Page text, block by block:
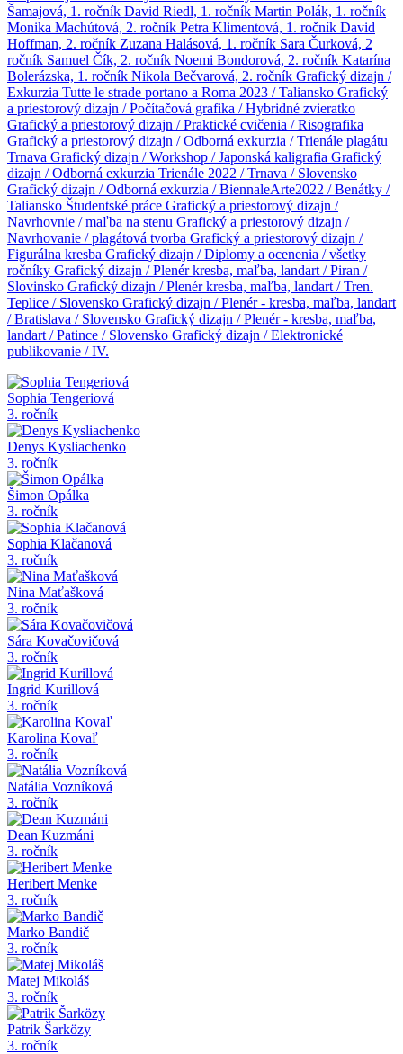
Šamajová, 1. ročník David Riedl, 1. ročník Martin Polák, 1. ročník
Monika Machútová, 2. ročník Petra Klimentová, 1. ročník David
Hoffman, 2. ročník Zuzana Halásová, 1. ročník Sara Čurková, 2
ročník Samuel Čík, 2. ročník Noemi Bondorová, 2. ročník Katarína
Bolerázska, 1. ročník Nikola Bečvarová, 2. ročník Grafický dizajn /
Exkurzia Tutte le strade portano a Roma 2023 / Taliansko Grafický
a priestorový dizajn / Počítačová grafika / Hybridné zvieratko
Grafický a priestorový dizajn / Praktické cvičenia / Risografika
Grafický a priestorový dizajn / Odborná exkurzia / Trienále plagátu
Trnava Grafický dizajn / Workshop / Japonská kaligrafia Grafický
dizajn / Odborná exkurzia Trienále 2022 / Trnava / Slovensko
Grafický dizajn / Odborná exkurzia / BiennaleArte2022 / Benátky /
Taliansko Študentské práce Grafický a priestorový dizajn /
Navrhovnie / maľba na stenu Grafický a priestorový dizajn /
Navrhovanie / plagátová tvorba Grafický a priestorový dizajn /
Figurálna kresba Grafický dizajn / Diplomy a ocenenia / všetky
ročníky Grafický dizajn / Plenér kresba, maľba, landart / Piran /
Slovinsko Grafický dizajn / Plenér kresba, maľba, landart / Tren.
Teplice / Slovensko Grafický dizajn / Plenér - kresba, maľba, landart
/ Bratislava / Slovensko Grafický dizajn / Plenér - kresba, maľba,
landart / Patince / Slovensko Grafický dizajn / Elektronické
publikovanie / IV.
Sophia Tengeriová
3. ročník
Denys Kysliachenko
3. ročník
Šimon Opálka
3. ročník
Sophia Klačanová
3. ročník
Nina Maťašková
3. ročník
Sára Kovačovičová
3. ročník
Ingrid Kurillová
3. ročník
Karolina Kovaľ
3. ročník
Natália Vozníková
3. ročník
Dean Kuzmáni
3. ročník
Heribert Menke
3. ročník
Marko Bandič
3. ročník
Matej Mikoláš
3. ročník
Patrik Šarközy
3. ročník